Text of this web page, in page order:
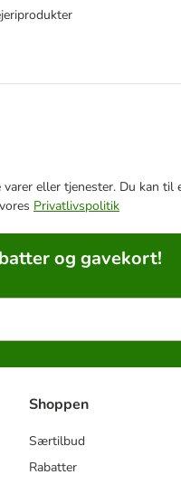
eller tjenester. Du kan
Privatlivspolitik
og gavekort!
Shoppen
Særtilbud
Rabatter